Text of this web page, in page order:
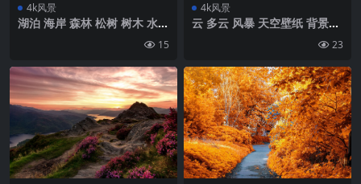
4k风景
湖泊 海岸 森林 松树 树木 水壁
15
4k风景
云 多云 风暴 天空壁纸 背景4k
23